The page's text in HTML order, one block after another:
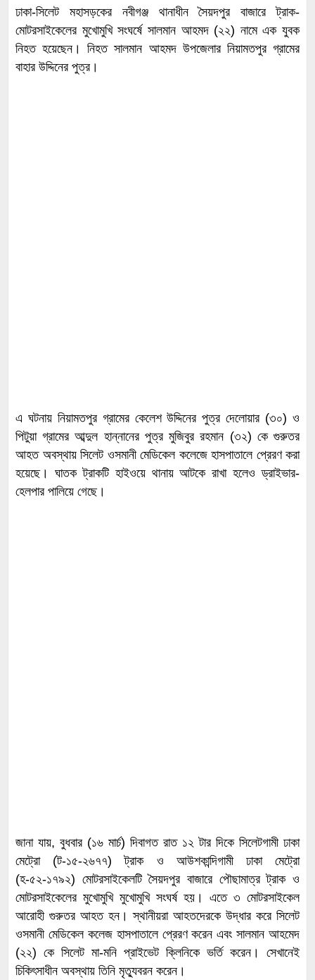
ঢাকা-সিলেট মহাসড়কের নবীগঞ্জ থানাধীন সৈয়দপুর বাজারে ট্রাক-
মোটরসাইকেলের মুখোমুখি সংঘর্ষে সালমান আহমদ (২২) নামে এক যুবক
নিহত হয়েছেন। নিহত সালমান আহমদ উপজেলার নিয়ামতপুর গ্রামের
বাহার উদ্দিনের পুত্র।
এ ঘটনায় নিয়ামতপুর গ্রামের কেলেশ উদ্দিনের পুত্র দেলোয়ার (৩০) ও
পিটুয়া গ্রামের আব্দুল হান্নানের পুত্র মুজিবুর রহমান (৩২) কে গুরুতর
আহত অবস্থায় সিলেট ওসমানী মেডিকেল কলেজে হাসপাতালে প্রেরণ করা
হয়েছে। ঘাতক ট্রাকটি হাইওয়ে থানায় আটকে রাখা হলেও ড্রাইভার-
হেলপার পালিয়ে গেছে।
জানা যায়, বুধবার (১৬ মার্চ) দিবাগত রাত ১২ টার দিকে সিলেটগামী ঢাকা
মেট্রো (ট-১৫-২৬৭৭) ট্রাক ও আউশকান্দিগামী ঢাকা মেট্রো
(হ-৫২-১৭৯২) মোটরসাইকেলটি সৈয়দপুর বাজারে পৌছামাত্র ট্রাক ও
মোটরসাইকেলের মুখোমুখি মুখোমুখি সংঘর্ষ হয়। এতে ৩ মোটরসাইকেল
আরোহী গুরুতর আহত হন। স্থানীয়রা আহতদেরকে উদ্ধার করে সিলেট
ওসমানী মেডিকেল কলেজ হাসপাতালে প্রেরণ করেন এবং সালমান আহমেদ
(২২) কে সিলেট মা-মনি প্রাইভেট ক্লিনিকে ভর্তি করেন। সেখানেই
চিকিৎসাধীন অবস্থায় তিনি মৃত্যুবরন করেন।